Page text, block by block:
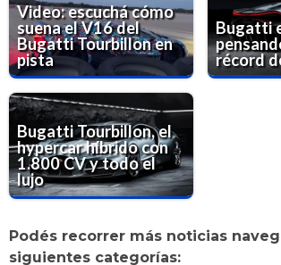
Video: escuchá cómo
suena el V16 del
Bugatti Tourbillon en
pista
Bugatti
récord
Bugatti Tourbillon, el
hypercar híbrido con
1.800 CV y todo el
lujo
Podés recorrer más noticias
siguientes categorías: